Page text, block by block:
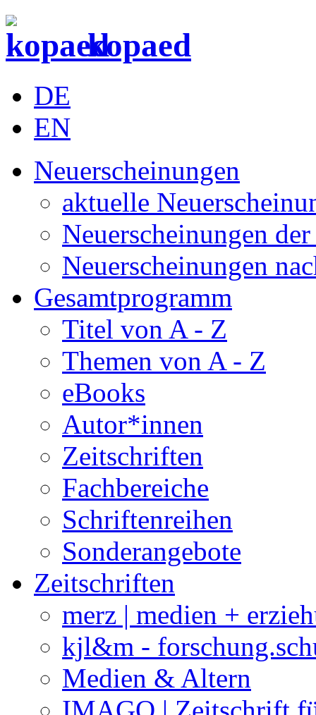
kopaed
DE
EN
Neuerscheinungen
aktuelle
Neuerscheinungen
Neuerscheinungen
Gesamtprogramm
Titel von A - Z
Themen von A - Z
eBooks
Autor*innen
Zeitschriften
Fachbereiche
Schriftenreihen
Sonderangebote
Zeitschriften
merz | medien +
kjl&m -
Medien & Altern